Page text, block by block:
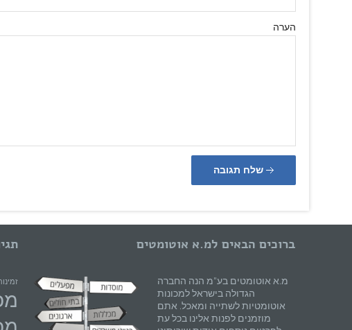
הערה
ברוכים הבאים למ.א אוטומטים
מ.א אוטומטים בע"מ הנה החברה
הגדולה בישראל למכונות
אוטומטיות לשתייה ומאכל. אתם
מוזמנים לפנות אלינו בכל עת